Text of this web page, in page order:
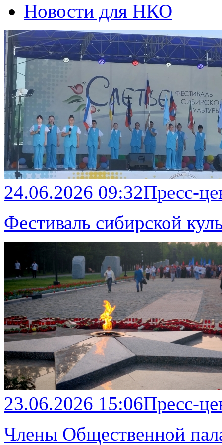
Новости для НКО
24.06.2026 09:32Пресс-
Фестиваль сибирской
23.06.2026 15:06Пресс-
Члены Общественной